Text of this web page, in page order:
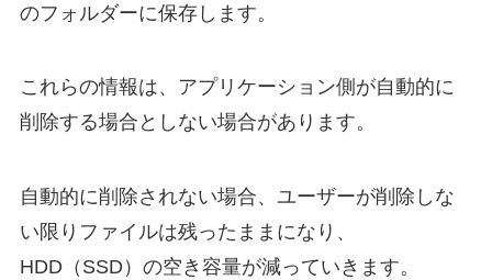
のフォルダーに保存します。
これらの情報は、アプリケーション側が自動的に
削除する場合としない場合があります。
自動的に削除されない場合、ユーザーが削除しな
い限りファイルは残ったままになり、
HDD（SSD）の空き容量が減っていきます。